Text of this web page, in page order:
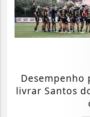
Desempenho
livrar Santos